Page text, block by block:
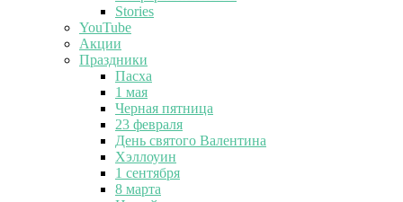
Stories
YouTube
Акции
Праздники
Пасха
1 мая
Черная пятница
23 февраля
День святого Валентина
Хэллоуин
1 сентября
8 марта